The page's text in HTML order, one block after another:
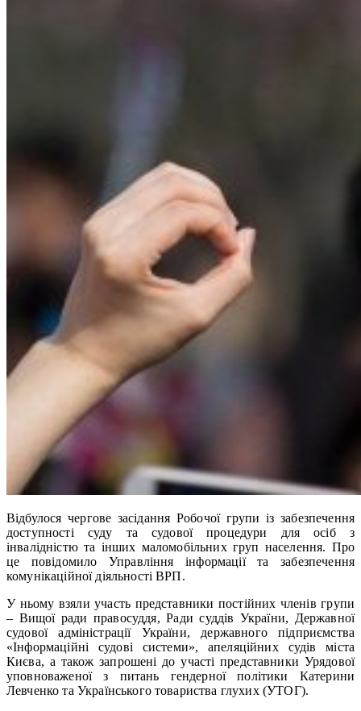
Відбулося чергове засідання Робочої групи із забезпечення
доступності суду та судової процедури для осіб з
інвалідністю та інших маломобільних груп населення. Про
це повідомило Управління інформації та забезпечення
комунікаційної діяльності ВРП.
У ньому взяли участь представники постійних членів групи
– Вищої ради правосуддя, Ради суддів України, Державної
судової адміністрації України, державного підприємства
«Інформаційні судові системи», апеляційних судів міста
Києва, а також запрошені до участі представники Урядової
уповноваженої з питань гендерної політики Катерини
Левченко та Українського товариства глухих (УТОГ).